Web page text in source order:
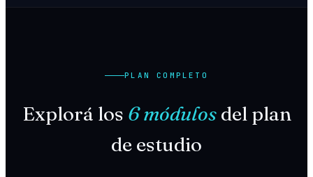
PLAN COMPLETO
Explorá los 6 módulosdel plan
de estudio